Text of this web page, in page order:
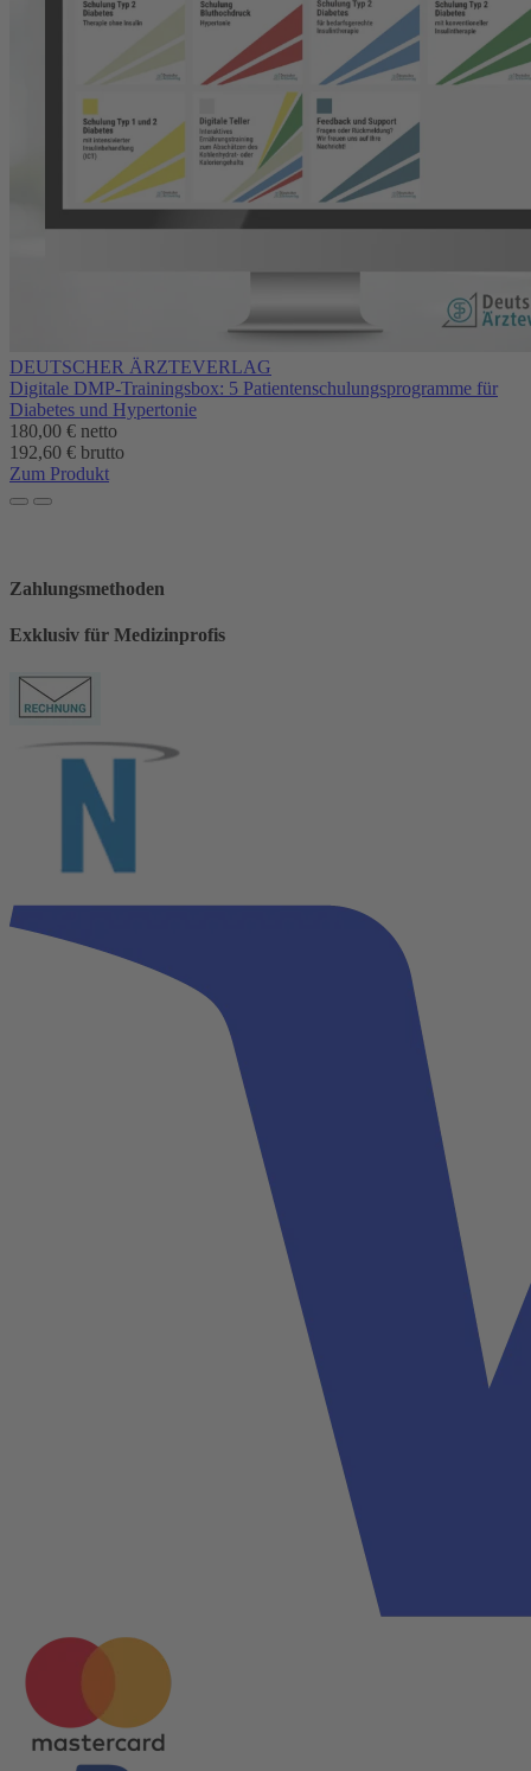
DEUTSCHER ÄRZTEVERLAG
Digitale DMP-Trainingsbox: 5 Patientenschulungsprogramme für
Diabetes und Hypertonie
180,00 € netto
192,60 € brutto
Zum Produkt
Zahlungsmethoden
Exklusiv für Medizinprofis